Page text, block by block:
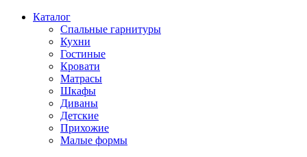
Каталог
Спальные гарнитуры
Кухни
Гостиные
Кровати
Матрасы
Шкафы
Диваны
Детские
Прихожие
Малые формы